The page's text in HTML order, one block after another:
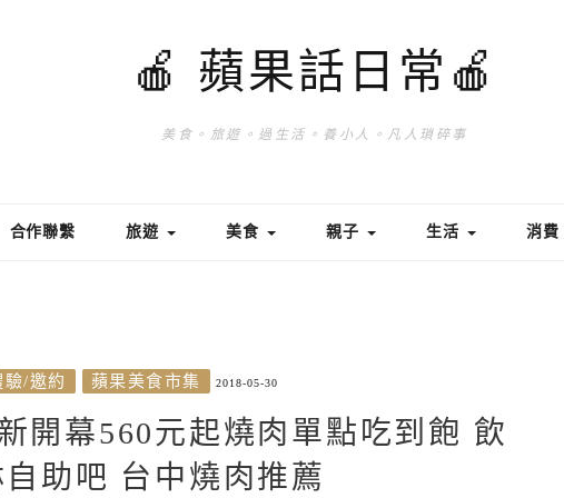
🍎 蘋果話日常🍎
美食。旅遊。過生活。養小人。凡人瑣碎事
合作聯繫 旅遊 美食 親子 生活 消費
驗/邀約 蘋果美食市集 2018-05-30
開幕560元起燒肉單點吃到飽 飲
助吧 台中燒肉推薦